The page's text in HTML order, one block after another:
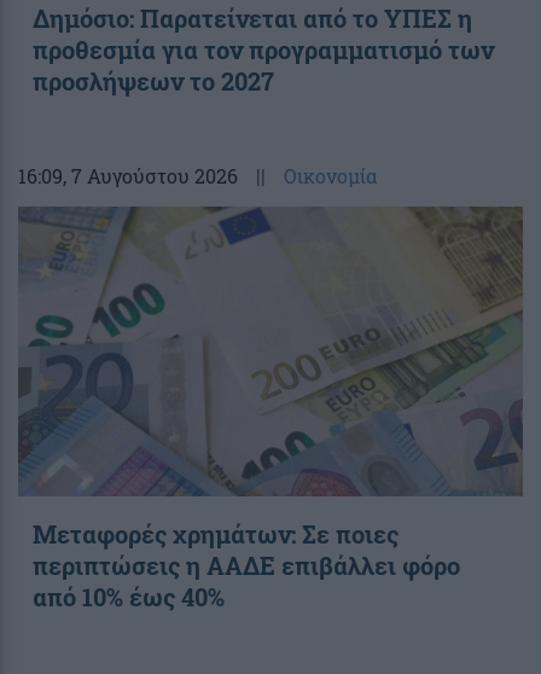
Δημόσιο: Παρατείνεται από το ΥΠΕΣ η
προθεσμία για τον προγραμματισμό των
προσλήψεων το 2027
16:09, 7 Αυγούστου 2026 || Οικονομία
Μεταφορές χρημάτων: Σε ποιες
περιπτώσεις η ΑΑΔΕ επιβάλλει φόρο
από 10% έως 40%